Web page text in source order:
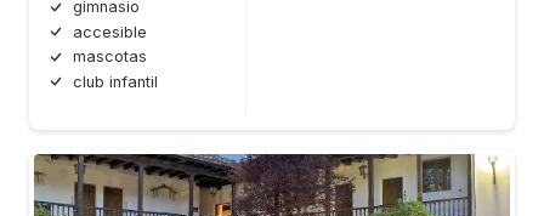
gimnasio
accesible
mascotas
club infantil